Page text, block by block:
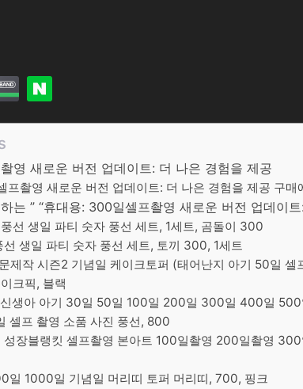
영 새로운 버전 업데이트: 더 나은 경험을 제공
프촬영 새로운 버전 업데이트: 더 나은 경험을 제공 구매
는 ” “휴대용: 300일셀프촬영 새로운 버전 업데이
선 생일 파티 숫자 풍선 세트, 1세트, 곰돌이 300
선 생일 파티 숫자 풍선 세트, 토끼 300, 1세트
제작 시즌2 기념일 케이크토퍼 (태어난지 아기 50일
크픽, 블랙
신생아 아기 30일 50일 100일 200일 300일 400일
셀프 촬영 소품 사진 풍선, 800
성장블랭킷 셀프촬영 본아트 100일촬영 200일촬영
일 1000일 기념일 머리띠 토퍼 머리띠, 700, 핑크